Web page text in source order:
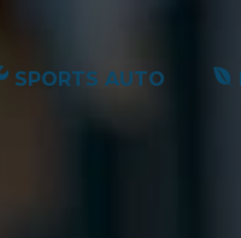
SPORTS AUTO